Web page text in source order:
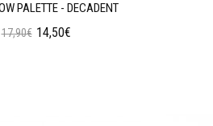
PALETTE - DECADENT
17,90€ 14,50€